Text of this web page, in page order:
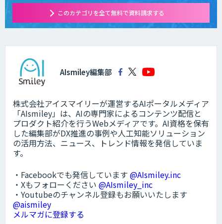
このカテゴリを全て無料で資料請求する
AIsmiley編集部
株式会社アイスマイリーが運営するAIポータルメディア
「AIsmiley」は、AIの専門家によるコンテンツ配信と
プロダクト紹介を行うWebメディアです。AI資格を保有
した編集部がDX推進の事例や人工知能ソリューション
の活用方法、ニュース、トレンド情報を発信していま
す。
・Facebookでも発信しています @AIsmiley.inc
・Xもフォローください @AIsmiley_inc
・Youtubeのチャンネル登録もお願いいたします
@aismiley
メルマガに登録する